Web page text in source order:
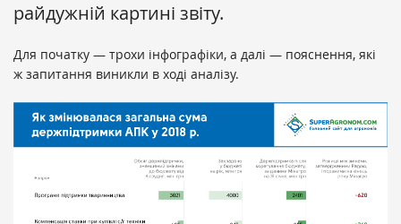
райдужній картині звіту.
Для початку — трохи інфографіки, а далі — пояснення, які
ж запитання виникли в ході аналізу.